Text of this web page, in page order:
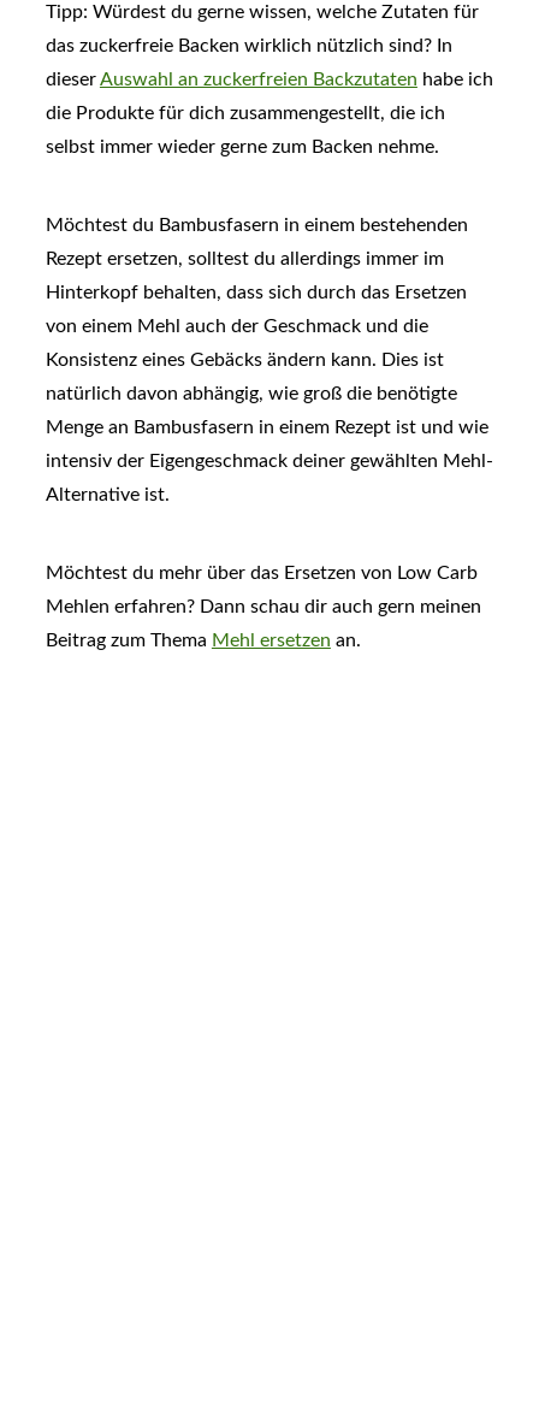
Tipp: Würdest du gerne wissen, welche Zutaten für
das zuckerfreie Backen wirklich nützlich sind? In
dieserAuswahl an zuckerfreien Backzutaten habe ich
die Produkte für dich zusammengestellt, die ich
selbst immer wieder gerne zum Backen nehme.
Möchtest du Bambusfasern in einem bestehenden
Rezept ersetzen, solltest du allerdings immer im
Hinterkopf behalten, dass sich durch das Ersetzen
von einem Mehl auch der Geschmack und die
Konsistenz eines Gebäcks ändern kann. Dies ist
natürlich davon abhängig, wie groß die benötigte
Menge an Bambusfasern in einem Rezept ist und wie
intensiv der Eigengeschmack deiner gewählten Mehl-
Alternative ist.
Möchtest du mehr über das Ersetzen von Low Carb
Mehlen erfahren? Dann schau dir auch gern meinen
Beitrag zum Thema Mehl ersetzen an.